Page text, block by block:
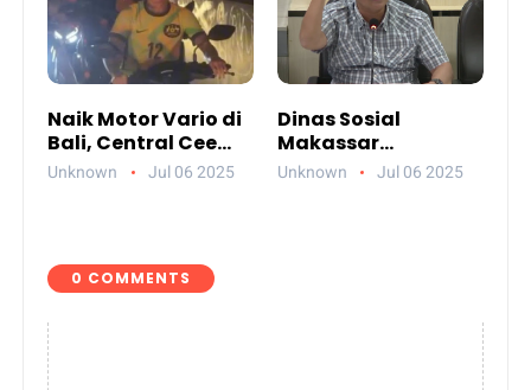
Naik Motor Vario di
Bali, Central Cee
Bikin Heboh Netizen
Unknown Jul 06 2025
Dinas Sosial
Makassar
Paparkan
Unknown Jul 06 2025
0 COMMENTS